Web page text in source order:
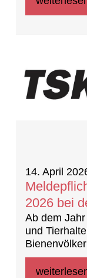
14. April
2026 bei
Ab dem
und
verpflichtet,